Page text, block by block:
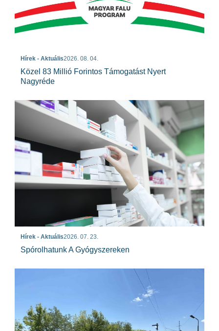
Hírek - Aktuális2026. 08. 04.
Közel 83 Millió Forintos Támogatást Nyert
Nagyréde
Hírek - Aktuális2026. 07. 23.
Spórolhatunk A Gyógyszereken